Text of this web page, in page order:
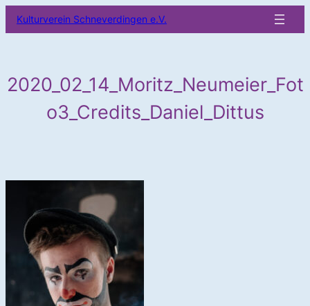
Inhalt
Kulturverein Schneverdingen e.V.
2020_02_14_Moritz_Neumeier_Fot
o3_Credits_Daniel_Dittus